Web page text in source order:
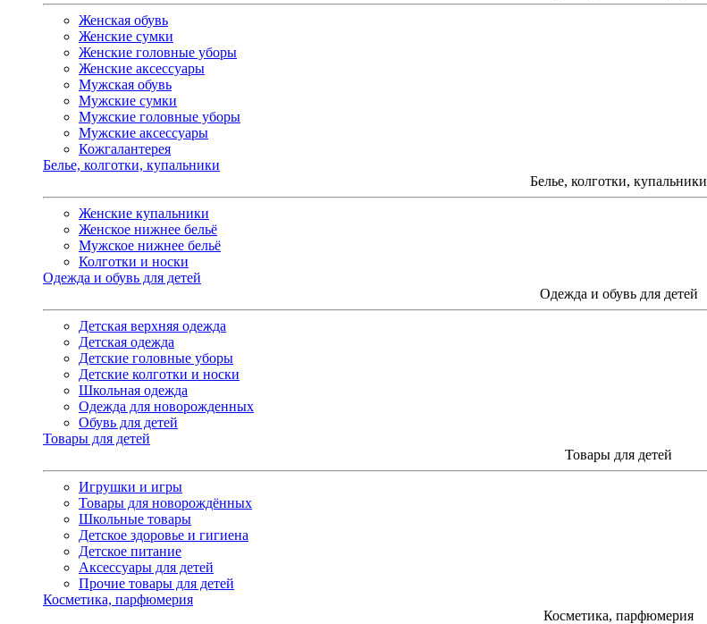
Женская обувь
Женские сумки
Женские головные уборы
Женские аксессуары
Мужская обувь
Мужские сумки
Мужские головные уборы
Мужские аксессуары
Кожгалантерея
Белье, колготки, купальники
Белье, колготки, купальники
Женские купальники
Женское нижнее бельё
Мужское нижнее бельё
Колготки и носки
Одежда и обувь для детей
Одежда и обувь для детей
Детская верхняя одежда
Детская одежда
Детские головные уборы
Детские колготки и носки
Школьная одежда
Одежда для новорожденных
Обувь для детей
Товары для детей
Товары для детей
Игрушки и игры
Товары для новорождённых
Школьные товары
Детское здоровье и гигиена
Детское питание
Аксессуары для детей
Прочие товары для детей
Косметика, парфюмерия
Косметика, парфюмерия